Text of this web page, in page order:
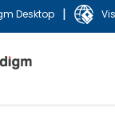
Desktop |